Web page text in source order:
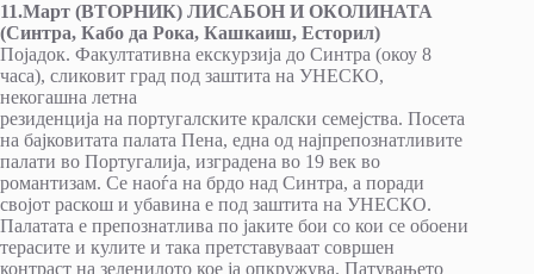
11.Март (ВТОРНИК) ЛИСАБОН И ОКОЛИНАТА
(Синтра, Кабо да Рока, Кашкаиш, Есторил)
Појадок. Факултативна екскурзија до Синтра (окоу 8
часа), сликовит град под заштита на УНЕСКО,
некогашна летна
резиденција на португалските кралски семејства. Посета
на бајковитата палата Пена, една од најпрепознатливите
палати во Португалија, изградена во 19 век во
романтизам. Се наоѓа на брдо над Синтра, а поради
својот раскош и убавина е под заштита на УНЕСКО.
Палатата е препознатлива по јаките бои со кои се обоени
терасите и кулите и така претставуваат совршен
контраст на зеленилото кое ја опкружува. Патувањето